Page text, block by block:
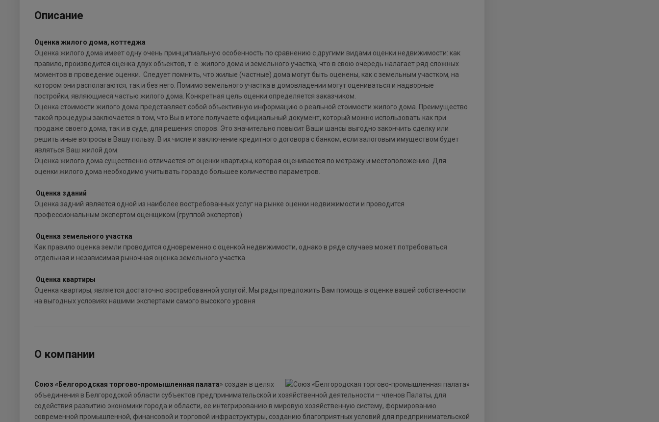
Описание
Оценка жилого дома, коттеджа
Оценка жилого дома имеет одну очень принципиальную особенность по сравнению с другими видами оценки недвижимости: как
правило, производится оценка двух объектов, т. е. жилого дома и земельного участка, что в свою очередь налагает ряд сложных
моментов в проведение оценки. Следует помнить, что жилые (частные) дома могут быть оценены, как с земельным участком, на
котором они располагаются, так и без него. Помимо земельного участка в домовладении могут оцениваться и надворные
постройки, являющиеся частью жилого дома. Конкретная цель оценки определяется заказчиком.
Оценка стоимости жилого дома представляет собой объективную информацию о реальной стоимости жилого дома. Преимущество
такой процедуры заключается в том, что Вы в итоге получаете официальный документ, который можно использовать как при
продаже своего дома, так и в суде, для решения споров. Это значительно повысит Ваши шансы выгодно закончить сделку или
решить иные вопросы в Вашу пользу. В их числе и заключение кредитного договора с банком, если залоговым имуществом будет
являться Ваш жилой дом.
Оценка жилого дома существенно отличается от оценки квартиры, которая оценивается по метражу и местоположению. Для
оценки жилого дома необходимо учитывать гораздо большее количество параметров.
Оценка зданий
Оценка задний является одной из наиболее востребованных услуг на рынке оценки недвижимости и проводится
профессиональным экспертом оценщиком (группой экспертов).
Оценка земельного участка
Как правило оценка земли проводится одновременно с оценкой недвижимости, однако в ряде случаев может потребоваться
отдельная и независимая рыночная оценка земельного участка.
Оценка квартиры
Оценка квартиры, является достаточно востребованной услугой. Мы рады предложить Вам помощь в оценке вашей собственности
на выгодных условиях нашими экспертами самого высокого уровня
О компании
Союз «Белгородская торгово-промышленная палата» создан в целях
объединения в Белгородской области субъектов предпринимательской и хозяйственной деятельности – членов Палаты, для
содействия развитию экономики города и области, ее интегрированию в мировую хозяйственную систему, формированию
современной промышленной, финансовой и торговой инфраструктуры, созданию благоприятных условий для предпринимательской